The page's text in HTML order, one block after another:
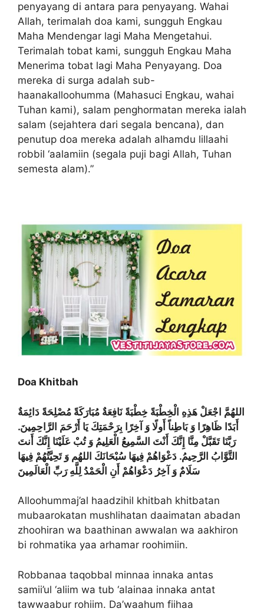
penyayang di antara para penyayang. Wahai
Allah, terimalah doa kami, sungguh Engkau
Maha Mendengar lagi Maha Mengetahui.
Terimalah tobat kami, sungguh Engkau Maha
Menerima tobat lagi Maha Penyayang. Doa
mereka di surga adalah sub-
haanakalloohumma (Mahasuci Engkau, wahai
Tuhan kami), salam penghormatan mereka ialah
salam (sejahtera dari segala bencana), dan
penutup doa mereka adalah alhamdu lillaahi
robbil ‘aalamiin (segala puji bagi Allah, Tuhan
semesta alam).”
Doa Khitbah
أَبَدًا ظَاهِرًا وَ بَاطِناً أَولًا وَ آخِرًا بِرَحْمَتِكَ يَا أَرْحَمَ الرَّاحِمِينَ.
رَبَّنَا تَقَبَّلْ مِنَّا إِنَّكَ أَنْتَ السَّمِيعُ الْعَلِيمُ وَ تُبْ عَلَيْنَا إِنَّكَ أَنتَ
التَّوَّابُ الرَّحِيمُ. دَعْوَاهُمْ فِيهَا سُبْحَانَكَ اللهُم وَ تَحِيَّتُهُمْ فِيهَا
سَلَامٌ وَ آخِرُ دَعْوَاهُمْ أَنِ الْحَمْدُ لِلَّهِ رَبِّ الْعَالَمِينَ
Alloohummaj’al haadzihil khitbah khitbatan
mubaarokatan mushlihatan daaimatan abadan
zhoohiran wa baathinan awwalan wa aakhiron
bi rohmatika yaa arhamar roohimiin.
Robbanaa taqobbal minnaa innaka antas
samii’ul ‘aliim wa tub ‘alainaa innaka antat
tawwaabur rohiim. Da’waahum fiihaa